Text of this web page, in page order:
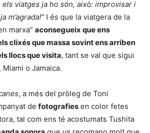
els viatges ja ho són, això: improvisar i
m’agrada!” I és que la viatgera de la
marxa” aconsegueix que ens
clixés que massa sovint ens arriben
llocs que visita, tant se val que sigui
o Jamaica.
, a més del pròleg de Toni
de fotografies en color fetes
tal com ens té acostumats Tushita